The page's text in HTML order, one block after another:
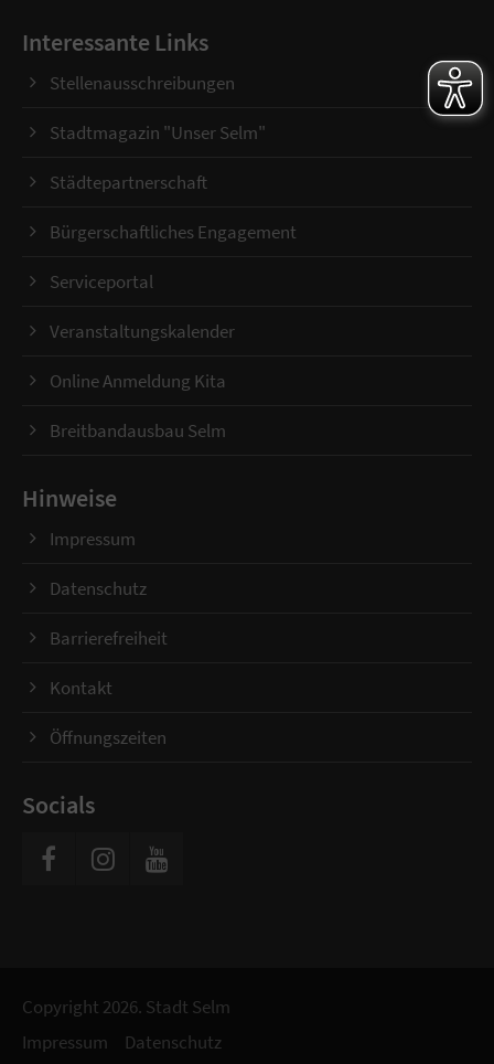
Interessante Links
Stellenausschreibungen
Stadtmagazin "Unser Selm"
Städtepartnerschaft
Bürgerschaftliches Engagement
Serviceportal
Veranstaltungskalender
Online Anmeldung Kita
Breitbandausbau Selm
Hinweise
Impressum
Datenschutz
Barrierefreiheit
Kontakt
Öffnungszeiten
Socials
Copyright 2026. Stadt Selm
Impressum
Datenschutz